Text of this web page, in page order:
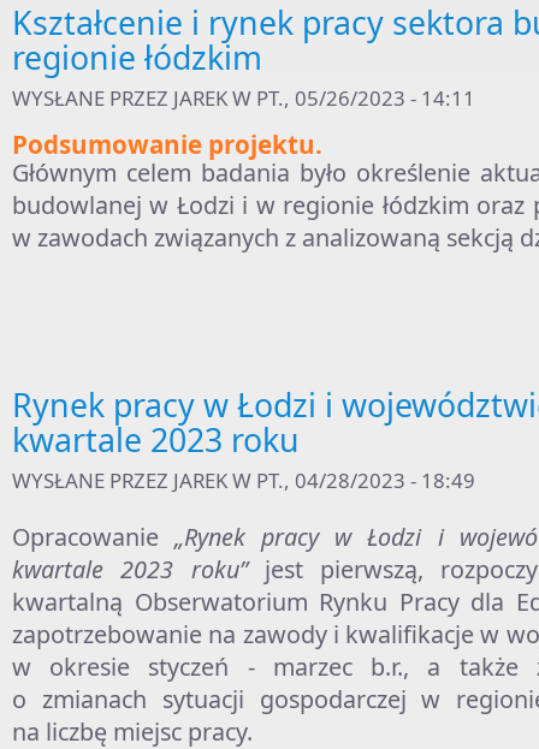
Kształcenie i rynek pracy sektora
regionie łódzkim
WYSŁANE PRZEZ JAREKW PT., 05/26/2023 - 14:11
Podsumowanie projektu.
Głównym celem badania było określenie
budowlanej w Łodzi i w regionie łódzkim oraz
w zawodach związanych z analizowaną sekcją
Rynek pracy w Łodzi i
kwartale 2023 roku
WYSŁANE PRZEZ JAREKW PT., 04/28/2023 - 18:49
Opracowanie„Rynek pracy w Łodzi i
kwartale 2023 roku” jest pierwszą,
kwartalną Obserwatorium Rynku Pracy dla
zapotrzebowanie na zawody i kwalifikacje w
w okresie styczeń - marzec b.r., a także
o zmianach sytuacji gospodarczej w
na liczbę miejsc pracy.